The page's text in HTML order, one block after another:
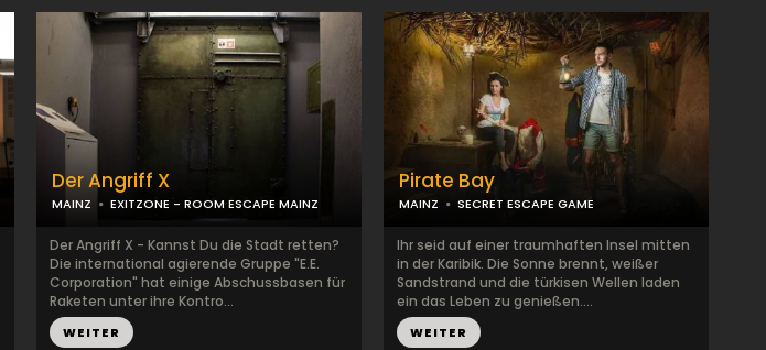
Der Angriff X
MAINZ EXITZONE - ROOM ESCAPE MAINZ
Der Angriff X - Kannst Du die Stadt retten?
Die international agierende Gruppe "E.E.
Corporation" hat einige Abschussbasen für
Raketen unter ihre Kontro...
WEITER
Pirate Bay
MAINZ SECRET ESCAPE GAME
Ihr seid auf einer traumhaften Insel mitten
in der Karibik. Die Sonne brennt, weißer
Sandstrand und die türkisen Wellen laden
ein das Leben zu genießen....
WEITER